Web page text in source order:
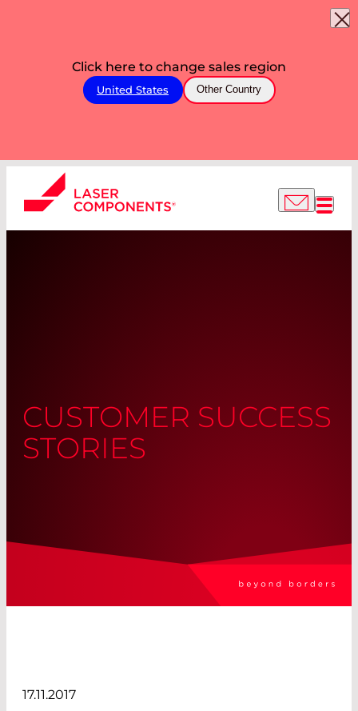
Click here to change sales region
United States Other Country
CUSTOMER SUCCESS
STORIES
17.11.2017